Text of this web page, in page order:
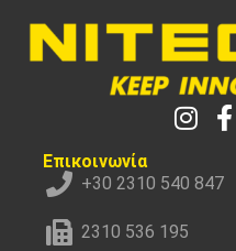
Επικοινωνία
+30 2310 540 847
2310 536 195